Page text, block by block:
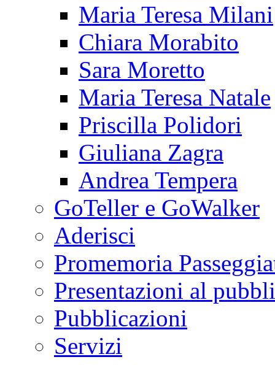
Maria Teresa Milani
Chiara Morabito
Sara Moretto
Maria Teresa Natale
Priscilla Polidori
Giuliana Zagra
Andrea Tempera
GoTeller e GoWalker
Aderisci
Promemoria
Presentazioni al
Pubblicazioni
Servizi